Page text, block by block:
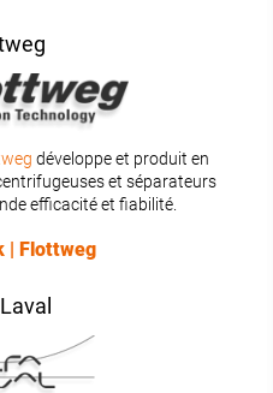
développe et produit en
et séparateurs
efficacité et fiabilité.
| Flottweg